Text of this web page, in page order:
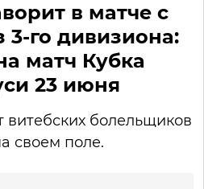
в матче с
го дивизиона:
матч Кубка
23 июня
витебских болельщиков
своем поле.